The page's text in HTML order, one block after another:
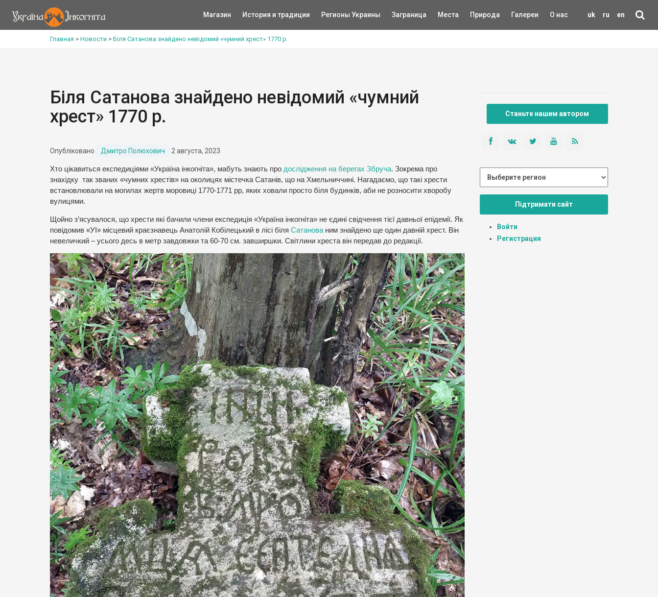
uk ru en
Магазин История и традиции Регионы Украины Заграница Места Природа Галереи О нас
Главная > Новости > Біля Сатанова знайдено невідомий «чумний хрест» 1770 р.
Біля Сатанова знайдено невідомий «чумний
хрест» 1770 р.
Опубліковано Дмитро Полюхович 2 августа, 2023
Хто цікавиться експедиціями «Україна інкогніта», мабуть знають про дослідження на берегах Збруча. Зокрема про
знахідку так званих «чумних хрестів» на околицях містечка Сатанів, що на Хмельниччині. Нагадаємо, що такі хрести
встановлювали на могилах жертв моровиці 1770-1771 рр, яких ховали просто біля будинків, аби не розносити хворобу
вулицями.
Щойно з’ясувалося, що хрести які бачили члени експедиція «Україна інкогніта» не єдині свідчення тієї давньої епідемії. Як
повідомив «УІ» місцевий краєзнавець Анатолій Кобілецький в лісі біля Сатанова ним знайдено ще один давній хрест. Він
невеличкий – усього десь в метр завдовжки та 60-70 см. завширшки. Світлини хреста він передав до редакції.
Станьте нашим автором
Підтримати сайт
Войти
Регистрация